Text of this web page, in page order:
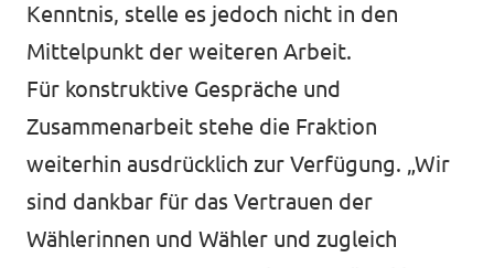
Kenntnis, stelle es jedoch nicht in den
Mittelpunkt der weiteren Arbeit.
Für konstruktive Gespräche und
Zusammenarbeit stehe die Fraktion
weiterhin ausdrücklich zur Verfügung. „Wir
sind dankbar für das Vertrauen der
Wählerinnen und Wähler und zugleich